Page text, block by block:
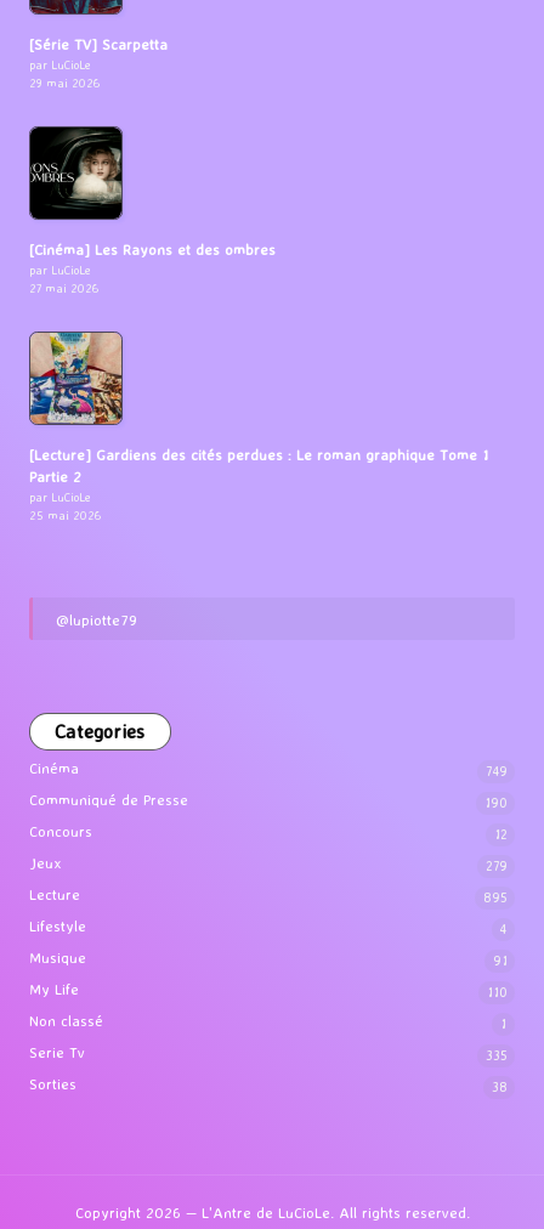
[Série TV] Scarpetta
par LuCioLe
29 mai 2026
[Cinéma] Les Rayons et des ombres
par LuCioLe
27 mai 2026
[Lecture] Gardiens des cités perdues : Le roman graphique Tome 1
Partie 2
par LuCioLe
25 mai 2026
@lupiotte79
Categories
Cinéma 749
Communiqué de Presse 190
Concours 12
Jeux 279
Lecture 895
Lifestyle 4
Musique 91
My Life 110
Non classé 1
Serie Tv 335
Sorties 38
Copyright 2026 — L'Antre de LuCioLe. All rights reserved.